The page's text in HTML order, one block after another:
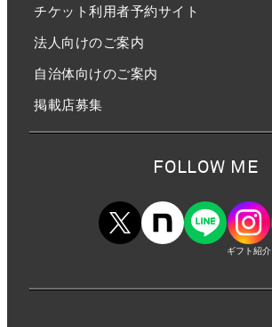
チケット利用者予約サイト
法人向けのご案内
自治体向けのご案内
掲載店募集
FOLLOW ME
ギフト紹介